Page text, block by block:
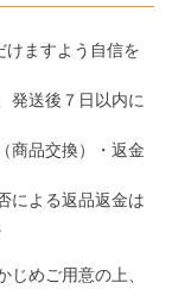
けますよう自信を
発送後７日以内に
商品交換）・返金
による返品返金は
めご用意の上、